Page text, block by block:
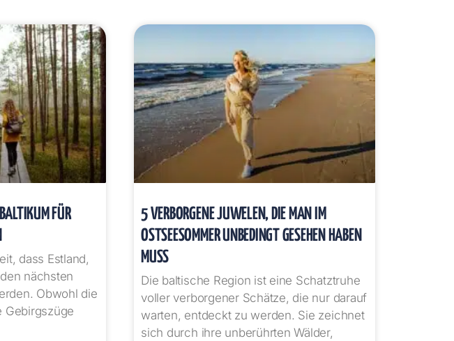
FÜR
dass Estland,
nächsten
Obwohl die
Gebirgszüge
5 VERBORGENE JUWELEN, DIE MAN IM
OSTSEESOMMER UNBEDINGT GESEHEN HABEN
MUSS
Die baltische Region ist eine Schatztruhe
voller verborgener Schätze, die nur darauf
warten, entdeckt zu werden. Sie zeichnet
sich durch ihre unberührten Wälder,